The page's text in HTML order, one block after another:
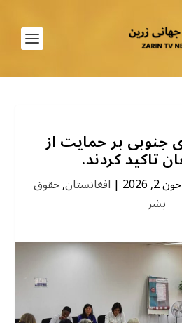
جنوبی بر حمایت از
تاکید کردند.
جون 2, 2026 | افغانستان,حقوق
بشر